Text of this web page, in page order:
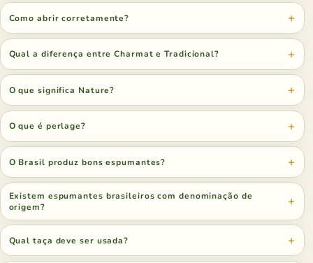
Como abrir corretamente?
Qual a diferença entre Charmat e Tradicional?
O que significa Nature?
O que é perlage?
O Brasil produz bons espumantes?
Existem espumantes brasileiros com denominação de
origem?
Qual taça deve ser usada?